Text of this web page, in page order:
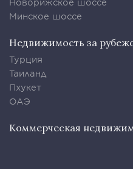
Новорижское шоссе
Минское шоссе
Недвижимость за
Турция
Таиланд
Пхукет
ОАЭ
Коммерческая